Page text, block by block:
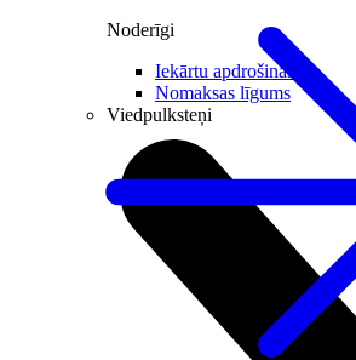
Noderīgi
Iekārtu apdrošināšana
Nomaksas līgums
Viedpulksteņi